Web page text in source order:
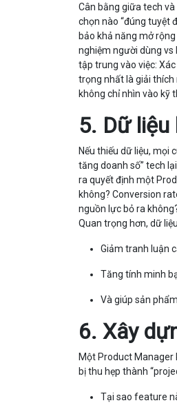
Cân bằng giữa tech
chọn nào “đúng tuyệt
bảo khả năng mở
nghiệm người dùng vs
tập trung vào việc:
trọng nhất là giải thích
không chỉ nhìn vào kỹ
5. Dữ liệu
Nếu thiếu dữ liệu, mọi
tăng doanh số” tech
ra quyết định một
không? Conversion
nguồn lực bỏ ra
Quan trọng hơn, dữ
Giảm tranh luận
Tăng tính minh
Và giúp sản
6. Xây
Một Product Manager
bị thu hẹp thành
Tại sao feature